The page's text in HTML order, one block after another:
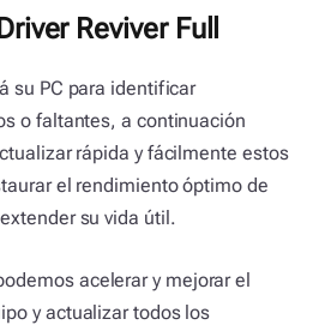
Reviver Full
su PC para identificar
o faltantes, a continuación
rápida y fácilmente estos
el rendimiento óptimo de
su vida útil.
acelerar y mejorar el
y actualizar todos los